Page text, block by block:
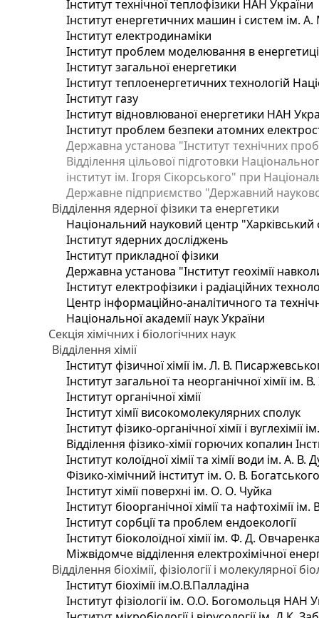
Інститут технічної теплофізики НАН України
Інститут енергетичних машин і систем ім.
Інститут електродинаміки
Інститут проблем моделювання в
Інститут загальної енергетики
Інститут теплоенергетичних технологій
Інститут газу
Інститут відновлюваної енергетики НАН
Інститут проблем безпеки атомних
Державна установа "Інститут технічних
Відділення цільової підготовки
інститут ім. Ігоря Сікорського" при
Державне підприємство "Державний
Відділення ядерної фізики та енергетики
Національний науковий центр "Харківський
Інститут ядерних досліджень
Інститут прикладної фізики
Державна установа "Інститут геохімії
Інститут електрофізики і радіаційних
Центр інформаційно-аналітичного та
Національної академії наук України
Секція хімічних і біологічних наук
Відділення хімії
Інститут фізичної хімії ім. Л. В.
Інститут загальної та неорганічної хімії ім.
Інститут органічної хімії
Інститут хімії високомолекулярних сполук
Інститут фізико-органічної хімії і
Відділення фізико-хімії горючих копалин
Інститут колоїдної хімії та хімії води ім. А.
Фізико-хімічний інститут ім. О. В.
Інститут хімії поверхні ім. О. О. Чуйка
Інститут біоорганічної хімії та нафтохімії
Інститут сорбції та проблем ендоекології
Інститут біоколоїдної хімії ім. Ф. Д.
Міжвідомче відділення електрохімічної
Відділення біохімії, фізіології і молекулярної
Інститут біохімії ім.О.В.Палладіна
Інститут фізіології ім. О.О. Богомольця НАН